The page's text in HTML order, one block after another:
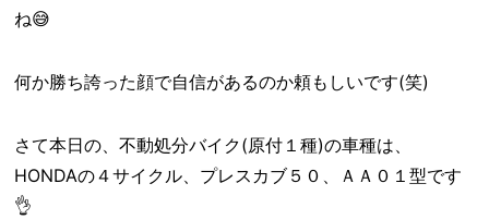
ね😅
何か勝ち誇った顔で自信があるのか頼もしいです(笑)
さて本日の、不動処分バイク(原付１種)の車種は、
HONDAの４サイクル、プレスカブ５０、ＡＡ０１型です
👌